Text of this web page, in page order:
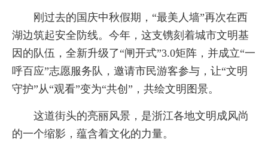
刚过去的国庆中秋假期，“最美人墙”再次在西
湖边筑起安全防线。今年，这支镌刻着城市文明基
因的队伍，全新升级了“闸开式”3.0矩阵，并成立“一
呼百应”志愿服务队，邀请市民游客参与，让“文明
守护”从“观看”变为“共创”，共绘文明图景。
这道街头的亮丽风景，是浙江各地文明成风尚
的一个缩影，蕴含着文化的力量。